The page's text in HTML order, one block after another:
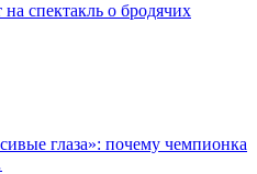
спектакль о бродячих
глаза»: почему чемпионка